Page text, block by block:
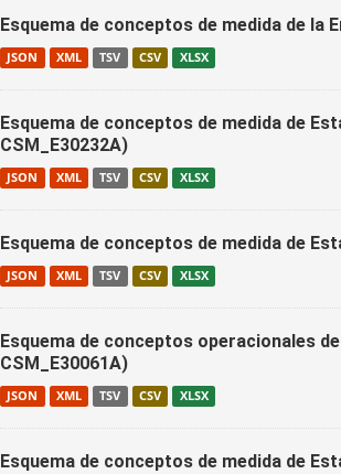
Esquema de conceptos de medida de la
JSON XML TSV CSV XLSX
Esquema de conceptos de medida de
CSM_E30232A)
JSON XML TSV CSV XLSX
Esquema de conceptos de medida de
JSON XML TSV CSV XLSX
Esquema de conceptos operacionales
CSM_E30061A)
JSON XML TSV CSV XLSX
Esquema de conceptos de medida de